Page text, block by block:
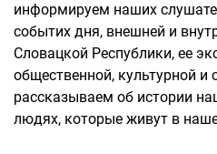
информируем наших
событих дня, внешней и
Словацкой Республики, ее
общественной, культурной
рассказываем об истории
людях, которые живут в